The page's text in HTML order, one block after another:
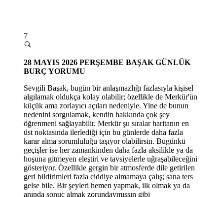
7
28 MAYIS 2026 PERŞEMBE BAŞAK GÜNLÜK
BURÇ YORUMU
Sevgili Başak, bugün bir anlaşmazlığı fazlasıyla kişisel
algılamak oldukça kolay olabilir; özellikle de Merkür'ün
küçük ama zorlayıcı açıları nedeniyle. Yine de bunun
nedenini sorgulamak, kendin hakkında çok şey
öğrenmeni sağlayabilir. Merkür şu sıralar haritanın en
üst noktasında ilerlediği için bu günlerde daha fazla
karar alma sorumluluğu taşıyor olabilirsin. Bugünkü
geçişler ise her zamankinden daha fazla aksilikle ya da
hoşuna gitmeyen eleştiri ve tavsiyelerle uğraşabileceğini
gösteriyor. Özellikle gergin bir atmosferde dile getirilen
geri bildirimleri fazla ciddiye almamaya çalış; sana ters
gelse bile. Bir şeyleri hemen yapmak, ilk olmak ya da
anında sonuç almak zorundaymışsın gibi